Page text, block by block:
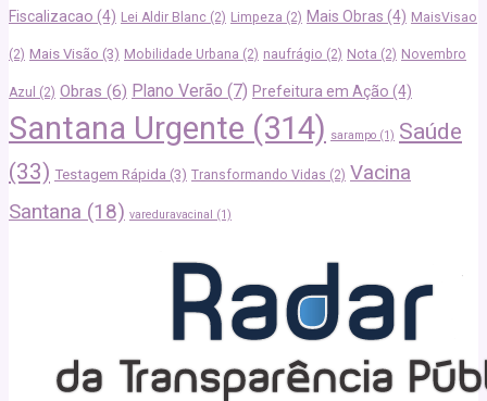
Fiscalizacao (4) Lei Aldir Blanc (2) Limpeza (2) Mais Obras (4) MaisVisao
(2) Mais Visão (3) Mobilidade Urbana (2) naufrágio (2) Nota (2) Novembro
Azul (2) Obras (6) Plano Verão (7) Prefeitura em Ação (4)
Santana Urgente (314) sarampo (1) Saúde
(33) Testagem Rápida (3) Transformando Vidas (2) Vacina
Santana (18) vareduravacinal (1)